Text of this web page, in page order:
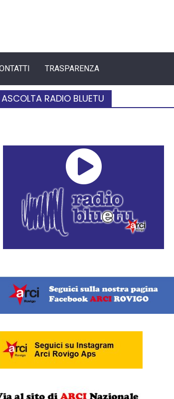
TRASPARENZA
ASCOLTA RADIO BLUETU